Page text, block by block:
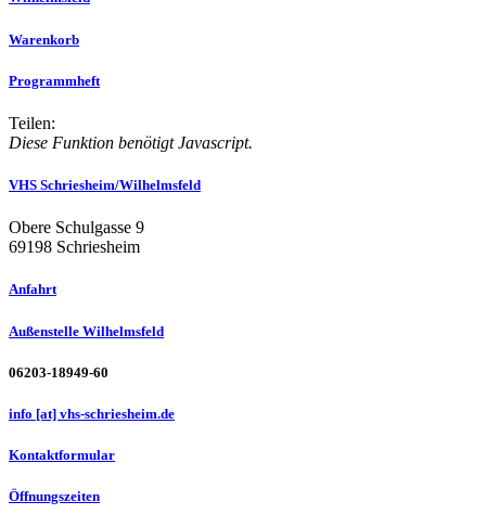
Warenkorb
Programmheft
Teilen:
Diese Funktion benötigt Javascript.
VHS Schriesheim/Wilhelmsfeld
Obere Schulgasse 9
69198 Schriesheim
Anfahrt
Außenstelle Wilhelmsfeld
06203-18949-60
info [at] vhs-schriesheim.de
Kontaktformular
Öffnungszeiten